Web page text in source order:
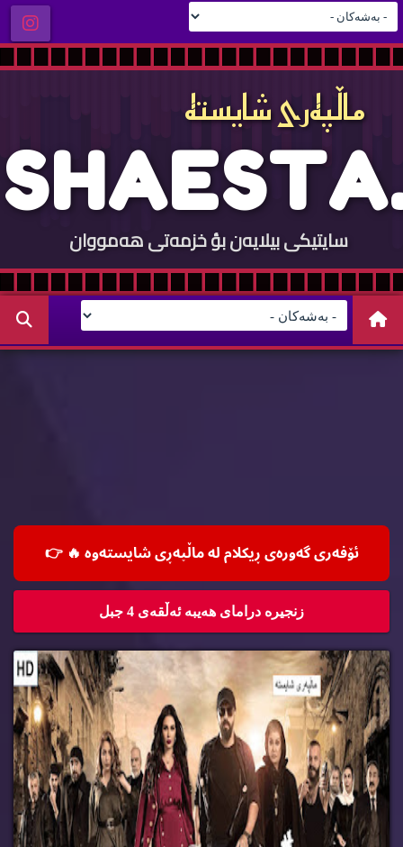
ماڵپه‌ری شایسته‌
SHAESTA.
COM
سایتيكی بيلایه‌ن بؤ خزمه‌تی هه‌مووان
ئۆفه‌ری گه‌وره‌ی ڕیكلام له‌ ماڵپه‌ڕی شایسته‌وه‌ 🔥👉
زنجیره‌ درامای هه‌یبه‌ ئه‌ڵقه‌ی 4 جبل